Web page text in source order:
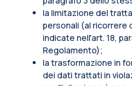
la limitazione del
personali (al ricorrere
indicate nell'art. 18,
Regolamento);
la trasformazione in
dei dati trattati in